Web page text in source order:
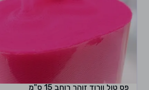
פס טול וורוד זוהר רוחב 15 ס"מ